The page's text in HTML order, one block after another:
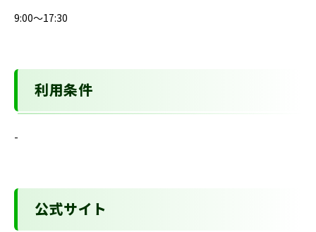
9:00～17:30
利用条件
-
公式サイト